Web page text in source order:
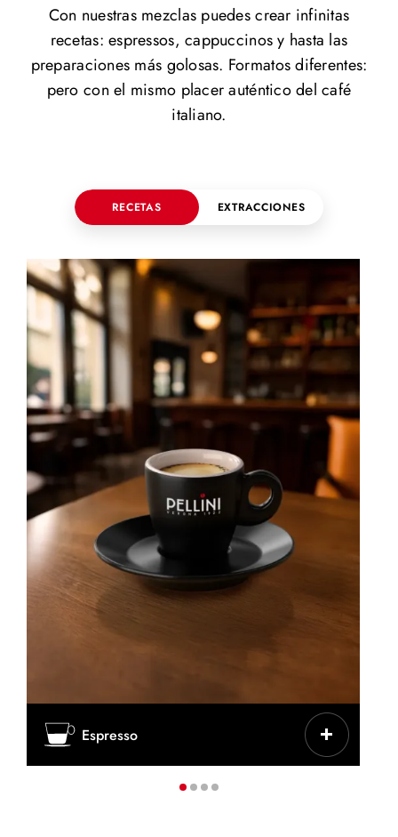
Con nuestras mezclas puedes crear infinitas
recetas: espressos, cappuccinos y hasta las
preparaciones más golosas. Formatos diferentes:
pero con el mismo placer auténtico del café
italiano.
RECETAS EXTRACCIONES
CARACTERÍSTICAS
Intenso, concentrado, clásico italiano
TAZA/VASO
Taza pequeña de cerámica gruesa
Espresso